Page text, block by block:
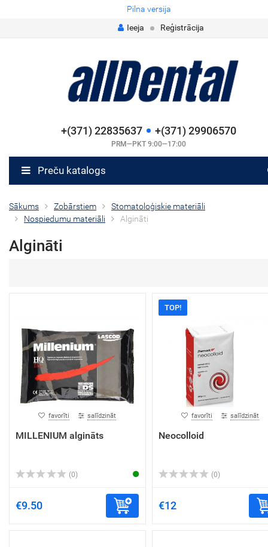
Pilna versija
Ieeja
Reģistrācija
+(371) 22835637 +(371) 29906570
PRM—PKT 9:00—17:00
Preču katalogs
Sākums Zobārstiem
Stomatoloģiskie materiāli
Nospiedumu materiāli
Algināti
Algināti
favorīti salīdzināt
MILLENIUM algināts
(0)
€9.50
TOP!
favorīti salīdzināt
Neocolloid
(0)
€12